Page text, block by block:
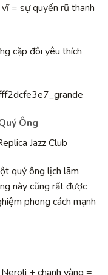
= sự quyến rũ thanh
cặp đôi yêu thích
Ông
Jazz Club
quý ông lịch lãm
này cũng rất được
phong cách mạnh